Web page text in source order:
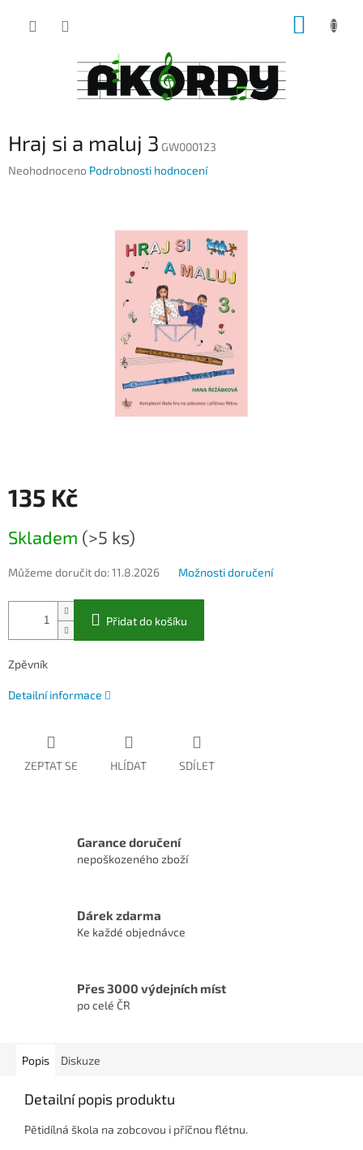
Hraj si a maluj 3 GW000123
Průměrné
Neohodnoceno Podrobnosti hodnocení
135 Kč
cena:
Skladem (>5 ks)
Můžeme doručit do:11.8.2026 Možnosti doručení
Přidat do košíku
Zpěvník
Detailní informace
ZEPTAT SE HLÍDAT SDÍLET
Garance doručení
nepoškozeného zboží
Dárek zdarma
Ke každé objednávce
Přes 3000 výdejních míst
po celé ČR
Popis Diskuze
Detailní popis produktu
Pětidílná škola na zobcovou i příčnou flétnu.